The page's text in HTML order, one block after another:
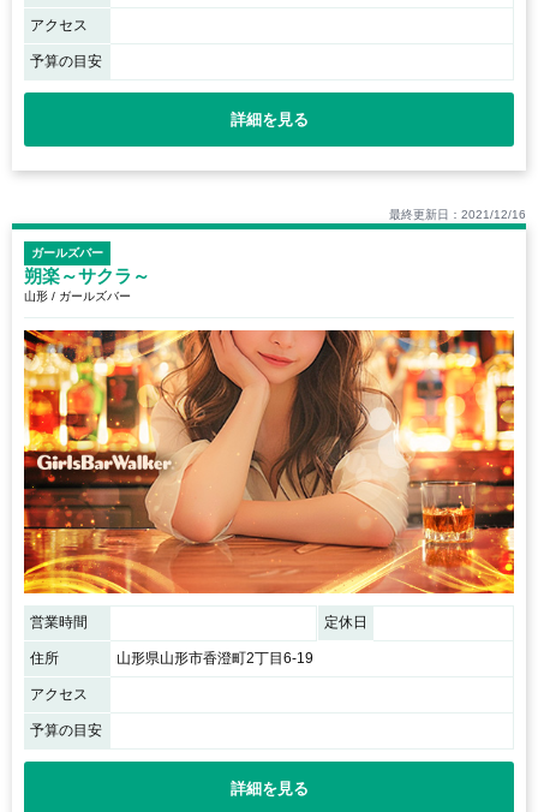
アクセス
予算の目安
詳細を見る
最終更新日：2021/12/16
ガールズバー
朔楽～サクラ～
山形 / ガールズバー
営業時間 定休日
住所 山形県山形市香澄町2丁目6-19
アクセス
予算の目安
詳細を見る